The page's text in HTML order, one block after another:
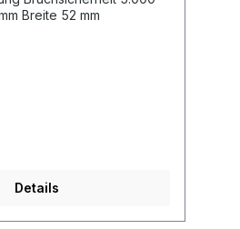
Breite 52 mm
Details